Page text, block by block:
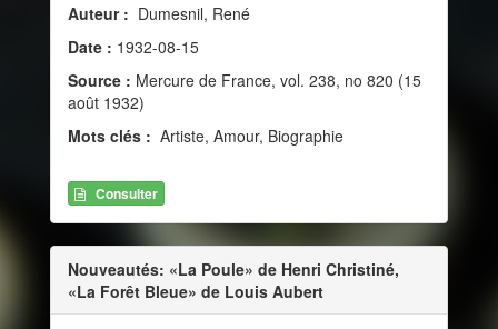
Auteur : Dumesnil, René
Date : 1932-08-15
Source : Mercure de France, vol. 238, no 820 (15
août 1932)
Mots clés : Artiste, Amour, Biographie
Consulter
Nouveautés: «La Poule» de Henri Christiné,
«La Forêt Bleue» de Louis Aubert